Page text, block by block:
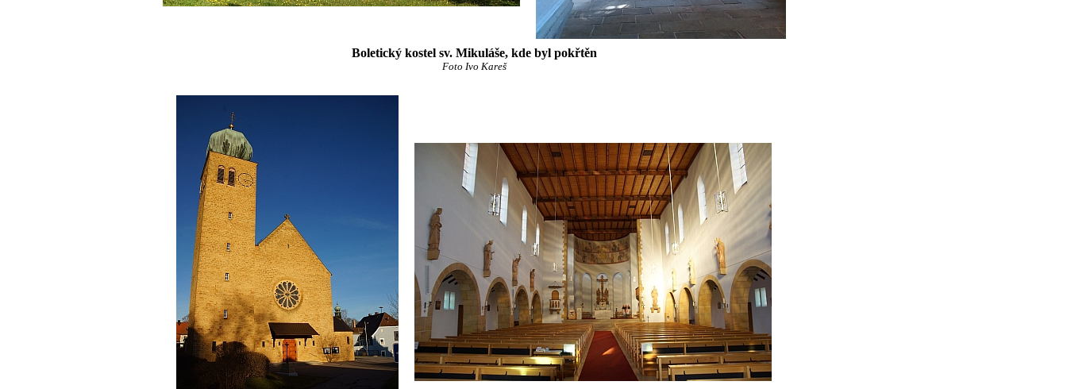
Boletický kostel sv. Mikuláše, kde byl pokřtěn
Foto Ivo Kareš